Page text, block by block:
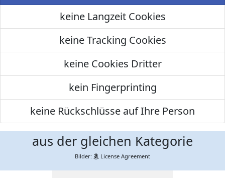
keine Langzeit Cookies
keine Tracking Cookies
keine Cookies Dritter
kein Fingerprinting
keine Rückschlüsse auf Ihre Person
aus der gleichen Kategorie
Bilder: License Agreement